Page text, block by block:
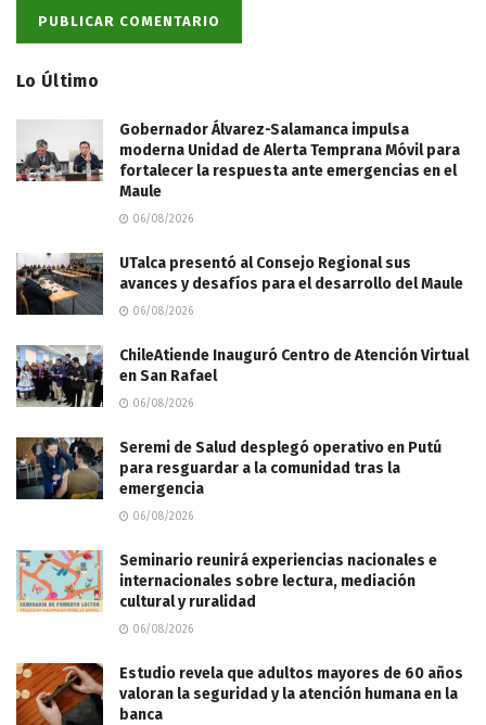
Lo Último
Gobernador Álvarez-Salamanca impulsa
moderna Unidad de Alerta Temprana Móvil para
fortalecer la respuesta ante emergencias en el
Maule
06/08/2026
UTalca presentó al Consejo Regional sus
avances y desafíos para el desarrollo del Maule
06/08/2026
ChileAtiende Inauguró Centro de Atención Virtual
en San Rafael
06/08/2026
Seremi de Salud desplegó operativo en Putú
para resguardar a la comunidad tras la
emergencia
06/08/2026
Seminario reunirá experiencias nacionales e
internacionales sobre lectura, mediación
cultural y ruralidad
06/08/2026
Estudio revela que adultos mayores de 60 años
valoran la seguridad y la atención humana en la
banca